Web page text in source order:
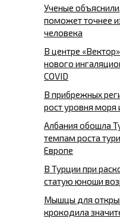
Ученые
поможет точнее
человека
В центре
нового
COVID
В прибрежных
рост уровня моря
Албания обошла
темпам роста
Европе
В Турции при
статую юноши
Мышцы для
крокодила